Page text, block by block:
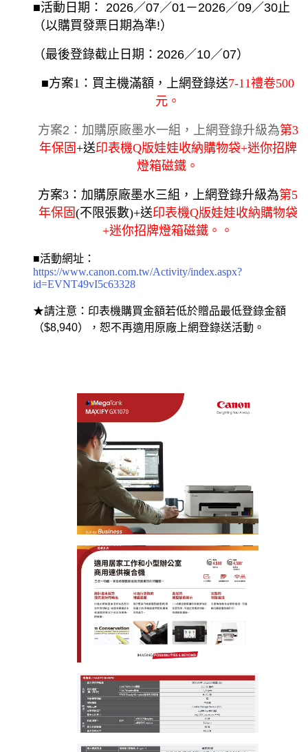
■活動日期： 2026／07／01－2026／09／30止
（以購買發票日期為準!）
（最後登錄截止日期： 2026／10／07）
■方案1：買主機滿額，上網登錄送7-11禮卷500
元。
方案2：加購原廠墨水一組，上網登錄升級為第3
年保固+送印表機Q版娃娃收納購物袋+迷你招牌
燈箱磁鐵。
方案3：加購原廠墨水三組，上網登錄升級為第5
年保固(不限張數)+送印表機Q版娃娃收納購物袋
+迷你招牌燈箱磁鐵。 。
■活動網址：
https://www.canon.com.tw/Activity/index.aspx?
id=EVNT49vI5c63328
★請注意：印表機購買金額若低於贈品最低登錄金額
（$8,940），恕不再適用原廠上網登錄送活動。